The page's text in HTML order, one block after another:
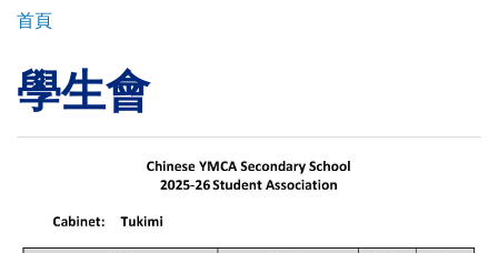
導
連
結
首頁
學生會